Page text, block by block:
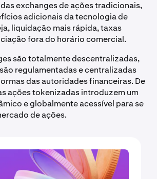
exchanges de ações tradicionais,
adicionais da tecnologia de
liquidação mais rápida, taxas
fora do horário comercial.
são totalmente descentralizadas,
regulamentadas e centralizadas
das autoridades financeiras. De
ações tokenizadas introduzem um
e globalmente acessível para se
de ações.